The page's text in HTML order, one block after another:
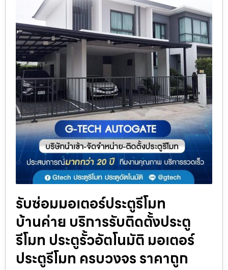
รับซ่อมมอเตอร์ประตูรีโมท
บ้านค่าย บริการรับติดตั้งประตู
รีโมท ประตูรั้วอัตโนมัติ มอเตอร์
ประตูรีโมท ครบวงจร ราคาถูก